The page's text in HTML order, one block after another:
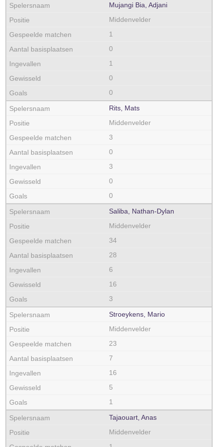
Mujangi Bia, Adjani
Middenvelder
1
0
1
0
0
Rits, Mats
Middenvelder
3
0
3
0
0
Saliba, Nathan-Dylan
Middenvelder
34
28
6
16
3
Stroeykens, Mario
Middenvelder
23
7
16
5
1
Tajaouart, Anas
Middenvelder